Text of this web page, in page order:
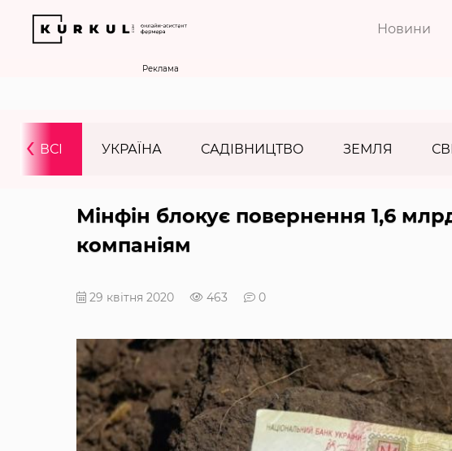
Новини
Реклама
ВСІ УКРАЇНА САДІВНИЦТВО ЗЕМЛЯ
‹
Мінфін блокує повернення 1,6
компаніям
29 квітня 2020 463 0